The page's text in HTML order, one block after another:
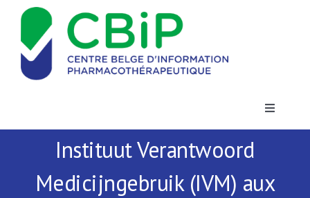
Passer
contenu
Toggle
Actualités
Publications
Instituut Verantwoord
Medicijngebruik (IVM) aux